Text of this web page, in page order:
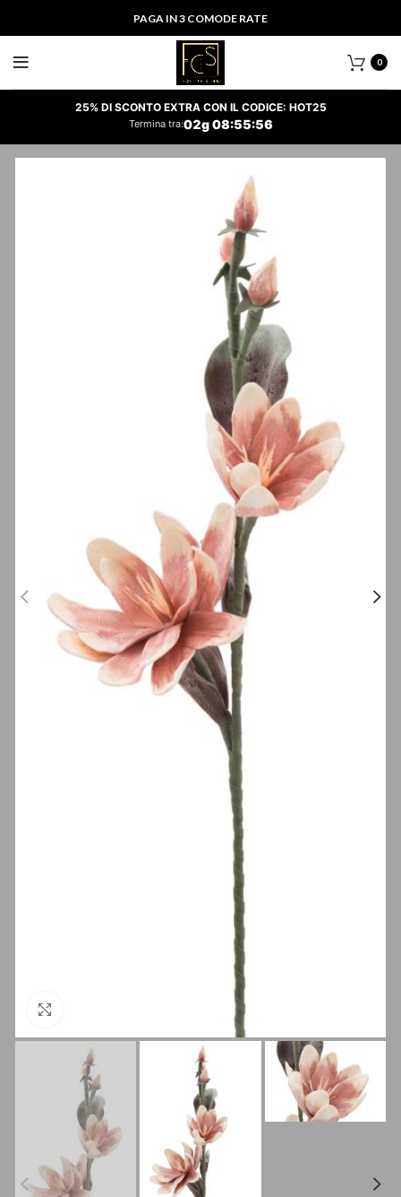
PAGA IN 3 COMODE RATE
0
25% DI SCONTO EXTRA CON IL CODICE: HOT25
Termina tra:02g08:55:55